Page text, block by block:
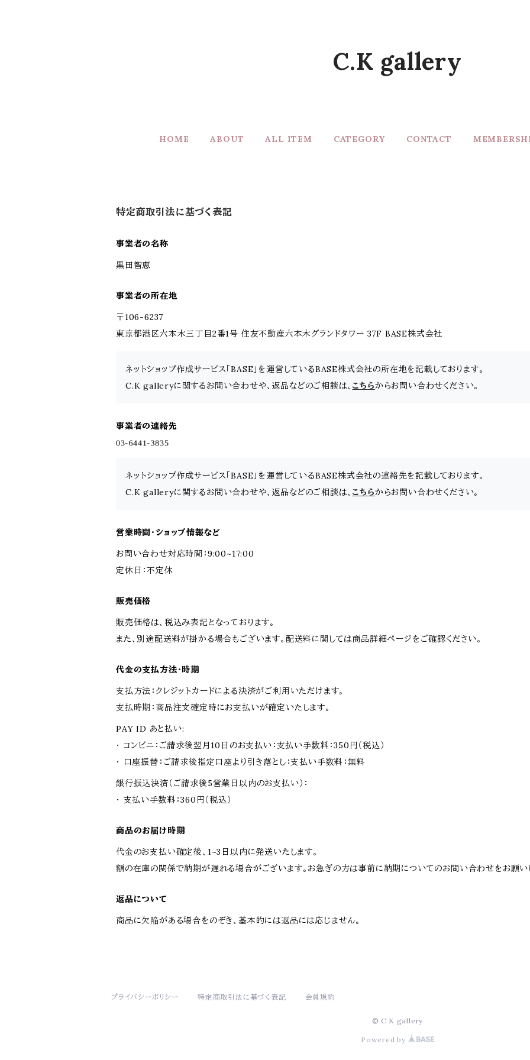
C.K gallery
HOME ABOUT ALL ITEM CATEGORY CONTACT
特定商取引法に基づく表記
事業者の名称
黒田智恵
事業者の所在地
〒106-6237
東京都港区六本木三丁目2番1号 住友不動産六本木グランドタワー 37F BASE株式会社
ネットショップ作成サービス「BASE」を運営しているBASE株式会社の所在地を記載しております。
C.K galleryに関するお問い合わせや、返品などのご相談は、 こちらからお問い合わせください。
事業者の連絡先
ネットショップ作成サービス「BASE」を運営しているBASE株式会社の連絡先を記載しております。
C.K galleryに関するお問い合わせや、返品などのご相談は、 こちらからお問い合わせください。
営業時間・ショップ情報など
お問い合わせ対応時間：9:00~17:00
定休日：不定休
販売価格
販売価格は、税込み表記となっております。
また、別途配送料が掛かる場合もございます。配送料に関しては商品詳細ページをご確認ください。
代金の支払方法・時期
支払方法：クレジットカードによる決済がご利用いただけます。
支払時期：商品注文確定時にお支払いが確定いたします。
PAY ID あと払い:
・ コンビニ：ご請求後翌月10日のお支払い：支払い手数料：350円（税込）
・ 口座振替：ご請求後指定口座より引き落とし：支払い手数料：無料
銀行振込決済（ご請求後5営業日以内のお支払い）：
・ 支払い手数料：360円（税込）
商品のお届け時期
代金のお支払い確定後、1~3日以内に発送いたします。
額の在庫の関係で納期が遅れる場合がございます。お急ぎの方は事前に納期についてのお問い合わせをお願い
返品について
商品に欠陥がある場合をのぞき、基本的には返品には応じません。
プライバシーポリシー 特定商取引法に基づく表記 会員規約
© C.K gallery
Powered by